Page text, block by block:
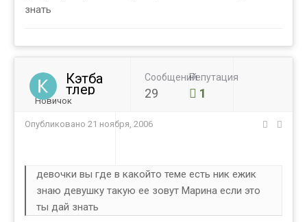
знать
Кэтба
тлер
Новичок
Сообщений
29
Репутация
1
Опубликовано 21 ноября, 2006
девочки вы где в какойто теме есть ник ежик
знаю девушку такую ее зовут Марина если это
ты дай знать